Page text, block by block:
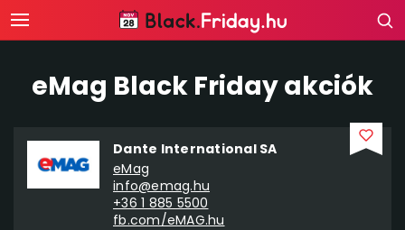
eMag Black Friday akciók
Dante International SA
eMag
info@emag.hu
+36 1 885 5500
fb.com/eMAG.hu